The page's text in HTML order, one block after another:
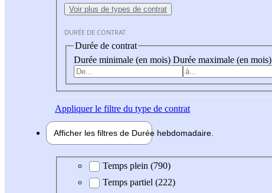
Voir plus de types de contrat
DURÉE DE CONTRAT
Durée de contrat
Durée minimale (en mois) Durée maximale (en mois)
Appliquerle filtre du type de contrat
Afficher les filtres de Durée hebdomadaire
Durée hebdomadaire
Temps plein (790)
Temps partiel (222)